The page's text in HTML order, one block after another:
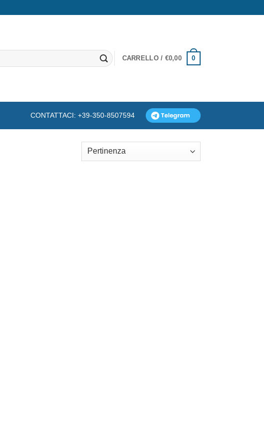
CARRELLO / €0,00 0
CONTATTACI: +39-350-8507594